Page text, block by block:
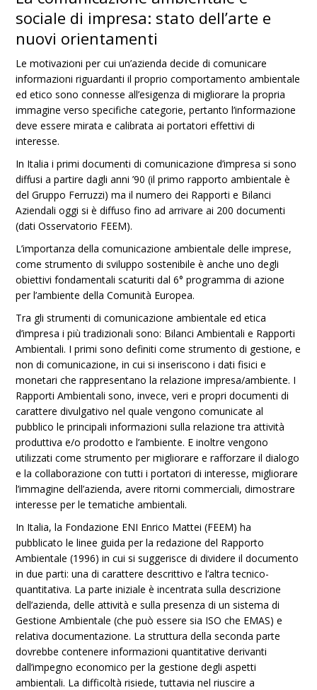
sociale di impresa: stato dell’arte e
nuovi orientamenti
Le motivazioni per cui un’azienda decide di comunicare
informazioni riguardanti il proprio comportamento ambientale
ed etico sono connesse all’esigenza di migliorare la propria
immagine verso specifiche categorie, pertanto l’informazione
deve essere mirata e calibrata ai portatori effettivi di
interesse.
In Italia i primi documenti di comunicazione d’impresa si sono
diffusi a partire dagli anni ’90 (il primo rapporto ambientale è
del Gruppo Ferruzzi) ma il numero dei Rapporti e Bilanci
Aziendali oggi si è diffuso fino ad arrivare ai 200 documenti
(dati Osservatorio FEEM).
L’importanza della comunicazione ambientale delle imprese,
come strumento di sviluppo sostenibile è anche uno degli
obiettivi fondamentali scaturiti dal 6° programma di azione
per l’ambiente della Comunità Europea.
Tra gli strumenti di comunicazione ambientale ed etica
d’impresa i più tradizionali sono: Bilanci Ambientali e Rapporti
Ambientali. I primi sono definiti come strumento di gestione, e
non di comunicazione, in cui si inseriscono i dati fisici e
monetari che rappresentano la relazione impresa/ambiente. I
Rapporti Ambientali sono, invece, veri e propri documenti di
carattere divulgativo nel quale vengono comunicate al
pubblico le principali informazioni sulla relazione tra attività
produttiva e/o prodotto e l’ambiente. E inoltre vengono
utilizzati come strumento per migliorare e rafforzare il dialogo
e la collaborazione con tutti i portatori di interesse, migliorare
l’immagine dell’azienda, avere ritorni commerciali, dimostrare
interesse per le tematiche ambientali.
In Italia, la Fondazione ENI Enrico Mattei (FEEM) ha
pubblicato le linee guida per la redazione del Rapporto
Ambientale (1996) in cui si suggerisce di dividere il documento
in due parti: una di carattere descrittivo e l’altra tecnico-
quantitativa. La parte iniziale è incentrata sulla descrizione
dell’azienda, delle attività e sulla presenza di un sistema di
Gestione Ambientale (che può essere sia ISO che EMAS) e
relativa documentazione. La struttura della seconda parte
dovrebbe contenere informazioni quantitative derivanti
dall’impegno economico per la gestione degli aspetti
ambientali. La difficoltà risiede, tuttavia nel riuscire a